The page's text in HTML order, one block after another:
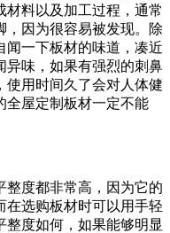
材料以及加工过程，通常
，因为很容易被发现。除
闻一下板材的味道，凑近
异味，如果有强烈的刺鼻
使用时间久了会对人体健
全屋定制板材一定不能
整度都非常高，因为它的
在选购板材时可以用手轻
整度如何，如果能够明显